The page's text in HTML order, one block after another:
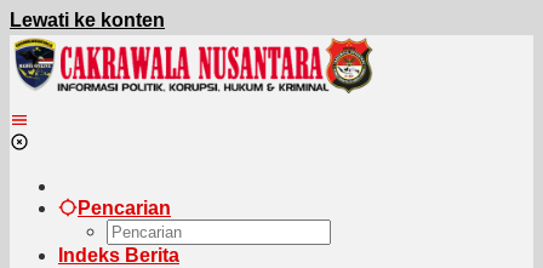
Lewati ke konten
Pencarian
Indeks Berita